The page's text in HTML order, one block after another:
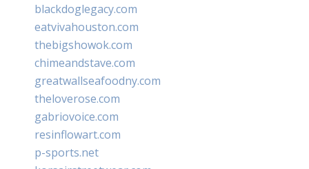
blackdoglegacy.com
eatvivahouston.com
thebigshowok.com
chimeandstave.com
greatwallseafoodny.com
theloverose.com
gabriovoice.com
resinflowart.com
p-sports.net